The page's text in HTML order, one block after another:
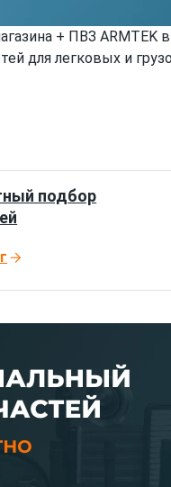
+ ПВЗ ARMTEK
для легковых и
подбор